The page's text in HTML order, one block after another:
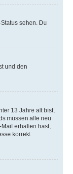
sehen. Du
und den
13 Jahre alt bist,
müssen alle neu
erhalten hast,
korrekt